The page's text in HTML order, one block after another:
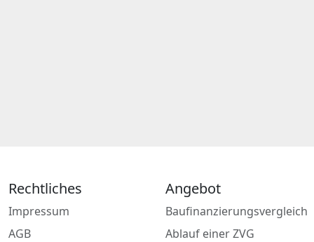
Rechtliches
Impressum
AGB
Angebot
Baufinanzierungsvergleich
Ablauf einer ZVG